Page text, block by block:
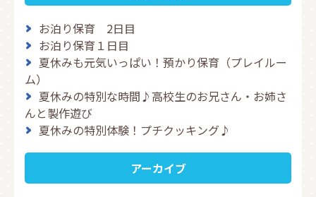
お泊り保育 2日目
お泊り保育１日目
夏休みも元気いっぱい！預かり保育（プレイルー
ム）
夏休みの特別な時間♪高校生のお兄さん・お姉さ
んと製作遊び
夏休みの特別体験！プチクッキング♪
アーカイブ